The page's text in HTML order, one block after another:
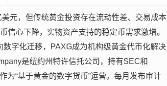
元，但传统黄金投资存在流动性差、交易成本
信心下降，实物资产支持的稳定币需求激增。
字化迁移，PAXG成为机构级黄金代币化解决
是纽约州特许信托公司，持有SEC和
“基于黄金的数字货币”运营。每月发布审计